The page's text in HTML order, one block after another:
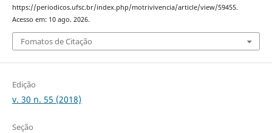
https://periodicos.ufsc.br/index.php/motrivivencia/article/view/59455.
Acesso em: 10 ago. 2026.
Fomatos de Citação
Edição
v. 30 n. 55 (2018)
Seção